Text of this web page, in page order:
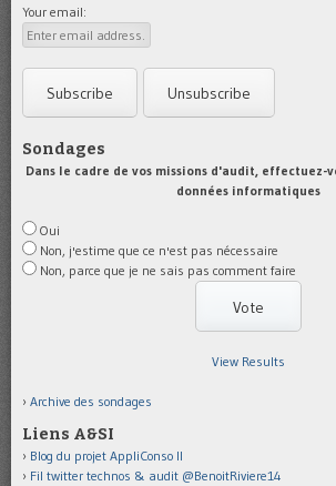
Your email:
Sondages
Dans le cadre de vos missions d'audit, effectuez-
données informatiques
Oui
Non, j'estime que ce n'est pas nécessaire
Non, parce que je ne sais pas comment faire
View Results
Archive des sondages
Liens A&SI
Blog du projet AppliConso II
Fil twitter technos & audit @BenoitRiviere14